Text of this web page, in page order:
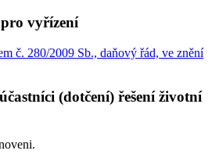
vyřízení
č. 280/2009 Sb., daňový řád, ve znění
(dotčení) řešení životní